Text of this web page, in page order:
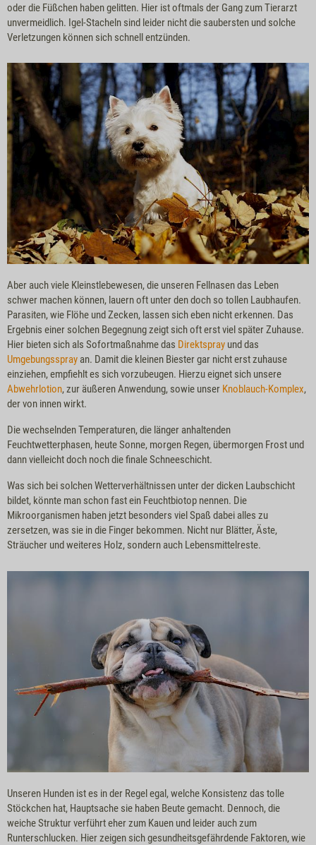
oder die Füßchen haben gelitten. Hier ist oftmals der Gang zum Tierarzt
unvermeidlich. Igel-Stacheln sind leider nicht die saubersten und solche
Verletzungen können sich schnell entzünden.
Aber auch viele Kleinstlebewesen, die unseren Fellnasen das Leben
schwer machen können, lauern oft unter den doch so tollen Laubhaufen.
Parasiten, wie Flöhe und Zecken, lassen sich eben nicht erkennen. Das
Ergebnis einer solchen Begegnung zeigt sich oft erst viel später Zuhause.
Hier bieten sich als Sofortmaßnahme das Direktspray und das
Umgebungsspray an. Damit die kleinen Biester gar nicht erst zuhause
einziehen, empfiehlt es sich vorzubeugen. Hierzu eignet sich unsere
Abwehrlotion, zur äußeren Anwendung, sowie unser Knoblauch-Komplex,
der von innen wirkt.
Die wechselnden Temperaturen, die länger anhaltenden
Feuchtwetterphasen, heute Sonne, morgen Regen, übermorgen Frost und
dann vielleicht doch noch die finale Schneeschicht.
Was sich bei solchen Wetterverhältnissen unter der dicken Laubschicht
bildet, könnte man schon fast ein Feuchtbiotop nennen. Die
Mikroorganismen haben jetzt besonders viel Spaß dabei alles zu
zersetzen, was sie in die Finger bekommen. Nicht nur Blätter, Äste,
Sträucher und weiteres Holz, sondern auch Lebensmittelreste.
Unseren Hunden ist es in der Regel egal, welche Konsistenz das tolle
Stöckchen hat, Hauptsache sie haben Beute gemacht. Dennoch, die
weiche Struktur verführt eher zum Kauen und leider auch zum
Runterschlucken. Hier zeigen sich gesundheitsgefährdende Faktoren, wie